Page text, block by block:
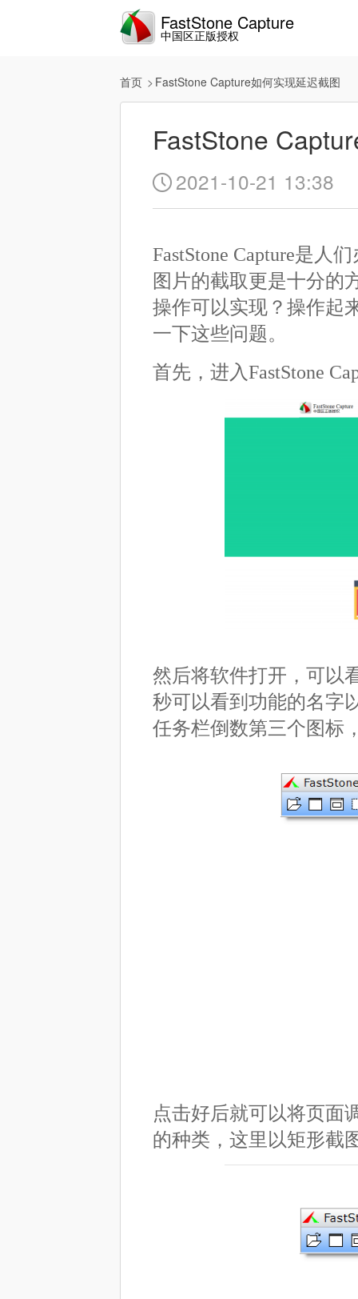
FastStone Capture
中国区正版授权
首页 FastStone Capture如何实现延迟截图
FastStone
 2021-10-21 13:38
FastStone Capture是人
图片的截取更是十分的
操作可以实现？操作起
一下这些问题。
首先，进入FastStone
然后将软件打开，可以
秒可以看到功能的名字
任务栏倒数第三个图标
点击好后就可以将页面
的种类，这里以矩形截